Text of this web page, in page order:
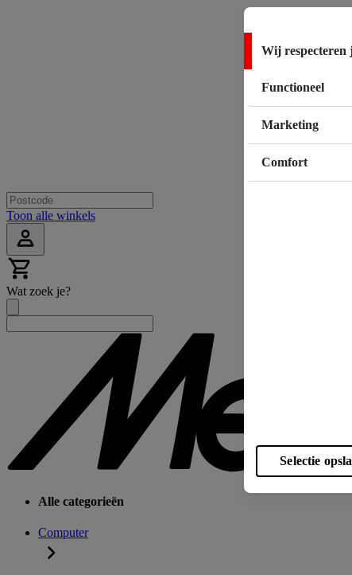
Toon alle winkels
Wat zoek je?
Alle categorieën
Computer
Wij respecteren
Functioneel
Marketing
Comfort
Selectie